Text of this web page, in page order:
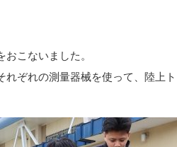
こないました。
ぞれの測量器械を使って、陸上